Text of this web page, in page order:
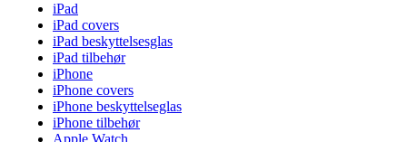
iPad
iPad covers
iPad beskyttelsesglas
iPad tilbehør
iPhone
iPhone covers
iPhone beskyttelseglas
iPhone tilbehør
Apple Watch